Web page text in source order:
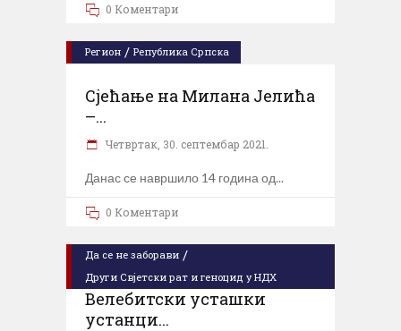
0 Коментари
Регион / Република Српска
Сјећање на Милана Јелића
–...
Четвртак, 30. септембар 2021.
Данас се навршило 14 година од
0 Коментари
Да се не заборави /
Други Свјетски рат и геноцид у НДХ
Велебитски усташки
устанци...